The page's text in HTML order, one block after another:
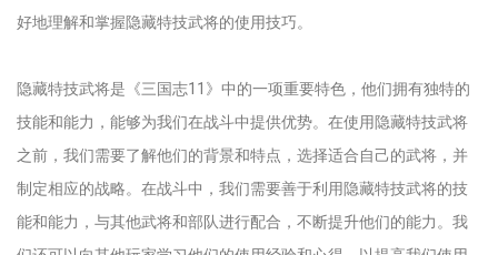
好地理解和掌握隐藏特技武将的使用技巧。
隐藏特技武将是《三国志11》中的一项重要特色，他们拥有独特的
技能和能力，能够为我们在战斗中提供优势。在使用隐藏特技武将
之前，我们需要了解他们的背景和特点，选择适合自己的武将，并
制定相应的战略。在战斗中，我们需要善于利用隐藏特技武将的技
能和能力，与其他武将和部队进行配合，不断提升他们的能力。我